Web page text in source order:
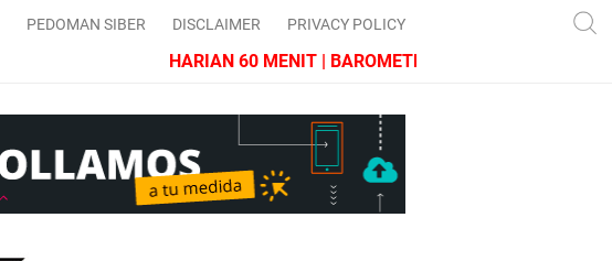
PEDOMAN SIBER DISCLAIMER PRIVACY POLICY
HARIAN 60 MENIT | BAROMETER JAWA BARAT